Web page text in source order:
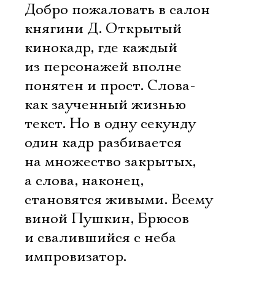
Добро пожаловать в салон
княгини Д. Открытый
кинокадр, где каждый
из персонажей вполне
понятен и прост. Слова-
как заученный жизнью
текст. Но в одну секунду
один кадр разбивается
на множество закрытых,
а слова, наконец,
становятся живыми. Всему
виной Пушкин, Брюсов
и свалившийся с неба
импровизатор.